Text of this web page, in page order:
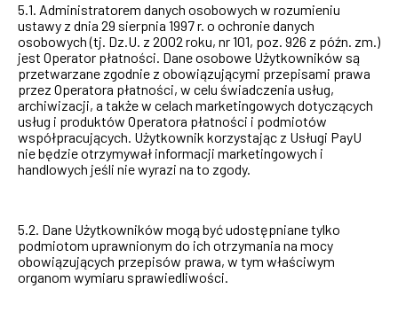
5.1. Administratorem danych osobowych w rozumieniu
ustawy z dnia 29 sierpnia 1997 r. o ochronie danych
osobowych (tj. Dz.U. z 2002 roku, nr 101, poz. 926 z późn. zm.)
jest Operator płatności. Dane osobowe Użytkowników są
przetwarzane zgodnie z obowiązującymi przepisami prawa
przez Operatora płatności, w celu świadczenia usług,
archiwizacji, a także w celach marketingowych dotyczących
usług i produktów Operatora płatności i podmiotów
współpracujących. Użytkownik korzystając z Usługi PayU
nie będzie otrzymywał informacji marketingowych i
handlowych jeśli nie wyrazi na to zgody.
5.2. Dane Użytkowników mogą być udostępniane tylko
podmiotom uprawnionym do ich otrzymania na mocy
obowiązujących przepisów prawa, w tym właściwym
organom wymiaru sprawiedliwości.